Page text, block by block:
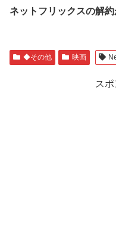
ネットフリックスの解約
◆その他 映画
ス